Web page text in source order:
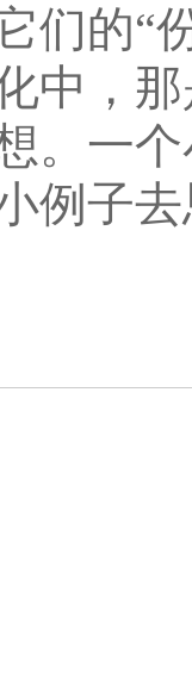
们的“
中，
。一
例子